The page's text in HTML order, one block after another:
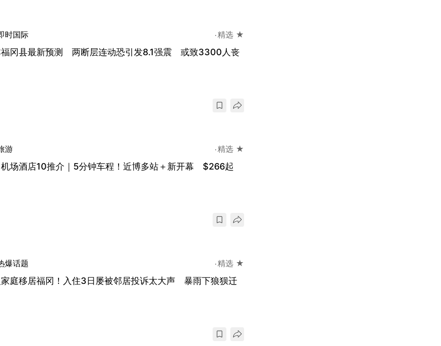
时国际 精选 ★
冈县最新预测 两断层连动恐引发8.1强震 或致3300人丧
游 精选 ★
场酒店10推介｜5分钟车程！近博多站＋新开幕 $266起
爆话题 精选 ★
庭移居福冈！入住3日屡被邻居投诉太大声 暴雨下狼狈迁